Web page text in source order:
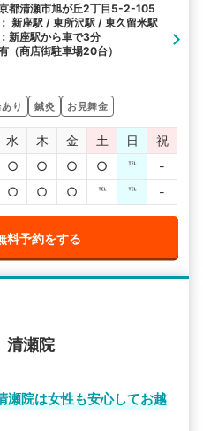
都清瀬市旭が丘2丁目5-2-105
新座駅 / 東所沢駅 / 東久留米駅
新座駅から車で3分
（商店街駐車場20台）
り 鍼灸 お見舞金
水 木 金 土 日
祝
○ ○ ○ ○ ℡
-
○ ○ ○ ℡ ℡ -
料予約をする
清瀬院
院は女性も安心してお越